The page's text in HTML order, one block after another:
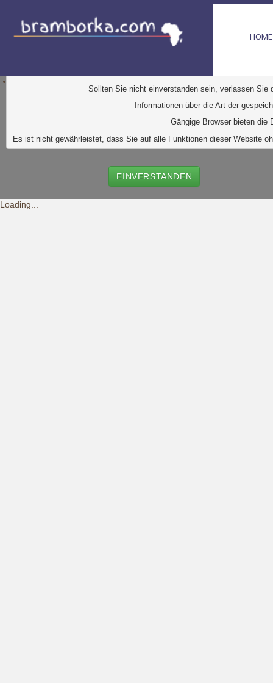
Diese Website verwendet Cookies. Dabei handelt es
Sollten Sie nicht einverstanden sein, verlassen
Informationen über die Art der
Gängige Browser bieten
Es ist nicht gewährleistet, dass Sie auf alle Funktionen dieser Website
EINVERSTANDEN
Loading...
HOME